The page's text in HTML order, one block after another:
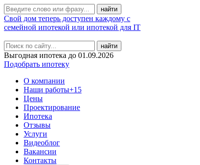
Свой дом теперь доступен каждому с
семейной ипотекой или ипотекой для IT
найти
Выгодная ипотека до 01.09.2026
Подобрать ипотеку
О компании
Наши работы+15
Цены
Проектирование
Ипотека
Отзывы
Услуги
Видеоблог
Вакансии
Контакты